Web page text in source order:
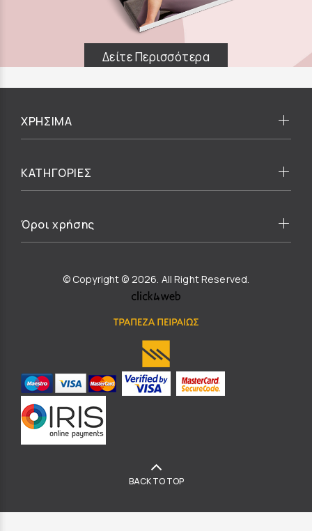
Δείτε Περισσότερα
ΧΡΗΣΙΜΑ
ΚΑΤΗΓΟΡΙΕΣ
Όροι χρήσης
© Copyright © 2026. All Right Reserved.
BACK TO TOP